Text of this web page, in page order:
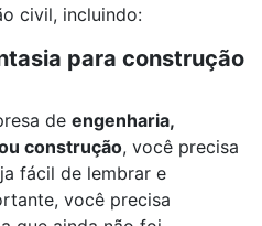
civil, incluindo:
para construção
de engenharia,
construção, você precisa
fácil de lembrar e
você precisa